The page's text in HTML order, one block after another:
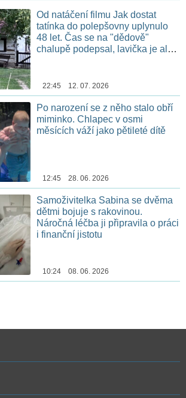
Od natáčení filmu Jak dostat
tatínka do polepšovny uplynulo
48 let. Čas se na "dědově"
chalupě podepsal, lavička je ale
22:45 12. 07. 2026
Po narození se z něho stalo obří
miminko. Chlapec v osmi
měsících váží jako pětileté dítě
12:45 28. 06. 2026
Samoživitelka Sabina se dvěma
dětmi bojuje s rakovinou.
Náročná léčba ji připravila o práci
i finanční jistotu
10:24 08. 06. 2026